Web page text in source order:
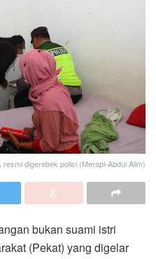
resmi digerebek polisi (Merapi-Abdul Alim)
bukan suami istri
(Pekat) yang digelar